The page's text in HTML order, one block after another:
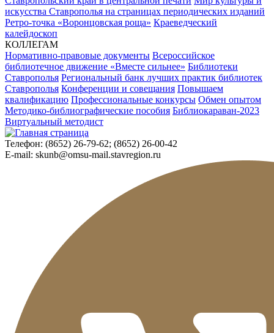
искусства Ставрополья на страницах периодических изданий
Ретро-точка «Воронцовская роща» Краеведческий
калейдоскоп
КОЛЛЕГАМ
Нормативно-правовые документы Всероссийское
библиотечное движение «Вместе сильнее» Библиотеки
Ставрополья Региональный банк лучших практик библиотек
Ставрополья Конференции и совещания Повышаем
квалификацию Профессиональные конкурсы Обмен опытом
Методико-библиографические пособия Библиокараван-2023
Виртуальный методист
Телефон: (8652) 26-79-62; (8652) 26-00-42
E-mail: skunb@omsu-mail.stavregion.ru